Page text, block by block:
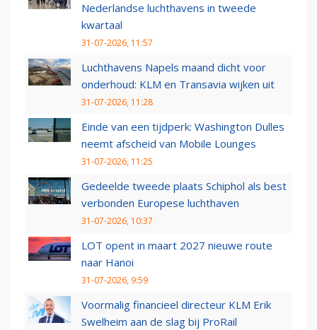
Nederlandse luchthavens in tweede
kwartaal
31-07-2026, 11:57
Luchthavens Napels maand dicht voor
onderhoud: KLM en Transavia wijken uit
31-07-2026, 11:28
Einde van een tijdperk: Washington Dulles
neemt afscheid van Mobile Lounges
31-07-2026, 11:25
Gedeelde tweede plaats Schiphol als best
verbonden Europese luchthaven
31-07-2026, 10:37
LOT opent in maart 2027 nieuwe route
naar Hanoi
31-07-2026, 9:59
Voormalig financieel directeur KLM Erik
Swelheim aan de slag bij ProRail